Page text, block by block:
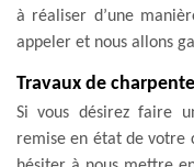
à réaliser d’une
appeler et nous allons
Travaux de
Si vous désirez faire
remise en état de votre